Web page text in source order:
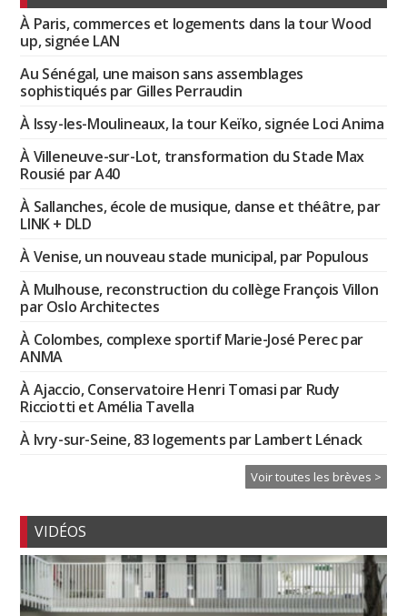
À Paris, commerces et logements dans la tour Wood
up, signée LAN
Au Sénégal, une maison sans assemblages
sophistiqués par Gilles Perraudin
À Issy-les-Moulineaux, la tour Keïko, signée Loci Anima
À Villeneuve-sur-Lot, transformation du Stade Max
Rousié par A40
À Sallanches, école de musique, danse et théâtre, par
LINK + DLD
À Venise, un nouveau stade municipal, par Populous
À Mulhouse, reconstruction du collège François Villon
par Oslo Architectes
À Colombes, complexe sportif Marie-José Perec par
ANMA
À Ajaccio, Conservatoire Henri Tomasi par Rudy
Ricciotti et Amélia Tavella
À Ivry-sur-Seine, 83 logements par Lambert Lénack
Voir toutes les brèves >
VIDÉOS